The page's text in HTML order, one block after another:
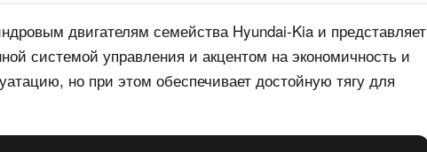
двигателям семейства Hyundai-Kia и представляет
системой управления и акцентом на экономичность и
но при этом обеспечивает достойную тягу для